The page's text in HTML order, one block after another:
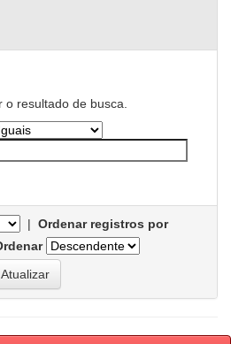
resultado de busca.
| Ordenar registros por